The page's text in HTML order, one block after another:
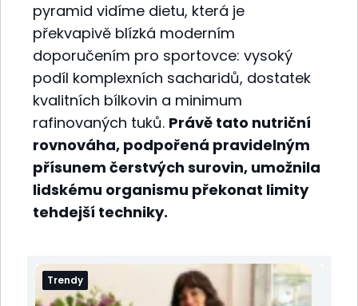
pyramid vidíme dietu, která je
překvapivě blízká moderním
doporučením pro sportovce: vysoký
podíl komplexních sacharidů, dostatek
kvalitních bílkovin a minimum
rafinovaných tuků. Právě tato nutriční
rovnováha, podpořená pravidelným
přísunem čerstvých surovin, umožnila
lidskému organismu překonat limity
tehdejší techniky.
Trendy